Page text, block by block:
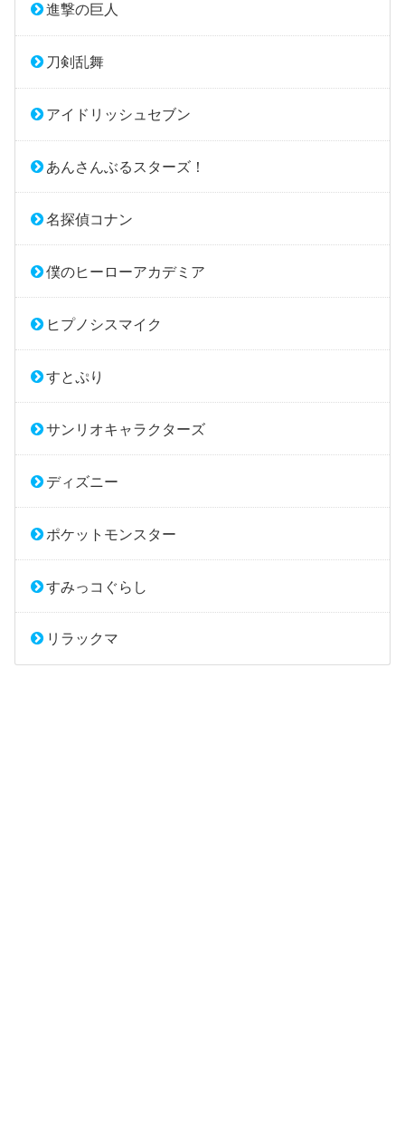
進撃の巨人
刀剣乱舞
アイドリッシュセブン
あんさんぶるスターズ！
名探偵コナン
僕のヒーローアカデミア
ヒプノシスマイク
すとぷり
サンリオキャラクターズ
ディズニー
ポケットモンスター
すみっコぐらし
リラックマ